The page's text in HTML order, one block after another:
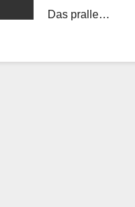
Das pralle…